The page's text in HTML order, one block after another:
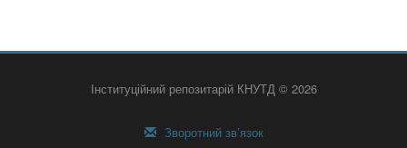
Інституційний репозитарій КНУТД © 2026
Зворотний зв’язок